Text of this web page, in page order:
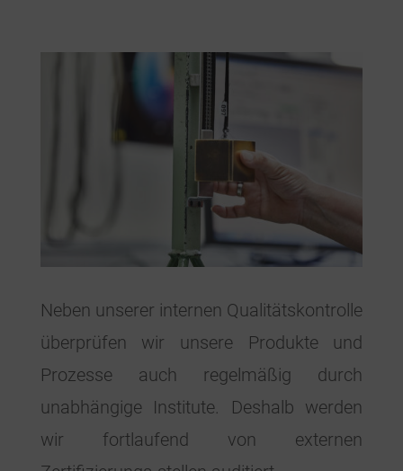
Neben unserer internen Qualitätskontrolle
überprüfen wir unsere Produkte und
Prozesse auch regelmäßig durch
unabhängige Institute. Deshalb werden
wir fortlaufend von externen